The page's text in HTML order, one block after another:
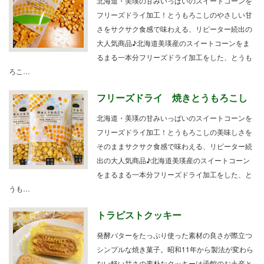
フリーズドライ加工！とうもろこしのやさしい甘
さをサクサク食感で味わえる、リピーター続出の
大人気商品♪北海道美瑛産のスイートコーンをま
るまる一本分フリーズドライ加工をした、とうも
ろこ…
フリーズドライ 焼きとうもろこし
北海道・美瑛の甘みいっぱいのスイートコーンを
フリーズドライ加工！とうもろこしの美味しさを
そのままサクサク食感で味わえる、リピーター続
出の大人気商品♪北海道美瑛産のスイートコーン
をまるまる一本分フリーズドライ加工をした、と
うも…
トラピストクッキー
発酵バターをたっぷり使った素材の良さが際立つ
シンプルな焼き菓子。昭和11年から製法が変わら